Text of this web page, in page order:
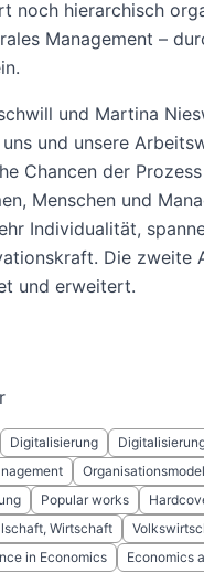
noch hierarchisch
Management –
und Martina
und unsere
Chancen der
Menschen und
Individualität,
Die zweite
und erweitert.
Digitalisierung
Popular works
Wirtschaft
in Economics
Economics